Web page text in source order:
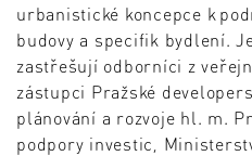
urbanistické koncepce k
budovy a specifik bydlení.
zastřešují odborníci z
zástupci Pražské
plánování a rozvoje hl. m.
podpory investic,